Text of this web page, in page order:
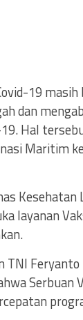
19
dan
Hal
Maritim
layanan
TNI
Serbuan